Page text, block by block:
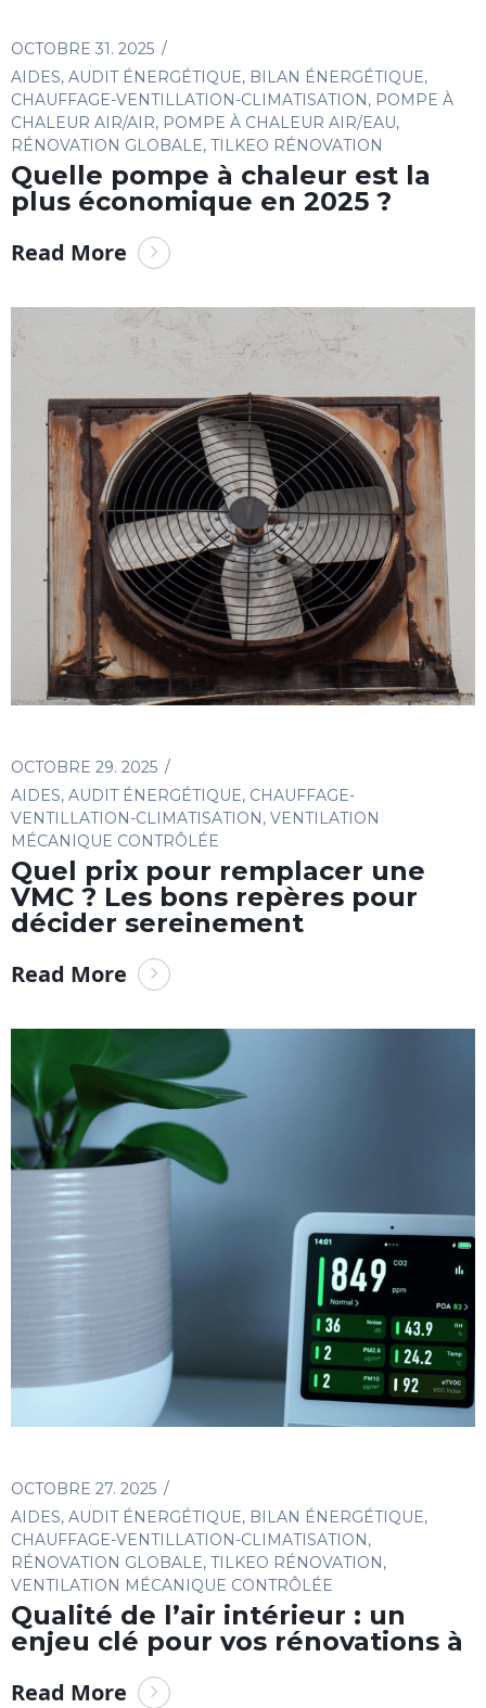
OCTOBRE 31. 2025
AIDES, AUDIT ÉNERGÉTIQUE, BILAN ÉNERGÉTIQUE,
CHAUFFAGE-VENTILLATION-CLIMATISATION, POMPE À
CHALEUR AIR/AIR, POMPE À CHALEUR AIR/EAU,
RÉNOVATION GLOBALE, TILKEO RÉNOVATION
Quelle pompe à chaleur est la
plus économique en 2025 ?
Read More
OCTOBRE 29. 2025
AIDES, AUDIT ÉNERGÉTIQUE, CHAUFFAGE-
VENTILLATION-CLIMATISATION, VENTILATION
MÉCANIQUE CONTRÔLÉE
Quel prix pour remplacer une
VMC ? Les bons repères pour
décider sereinement
Read More
OCTOBRE 27. 2025
AIDES, AUDIT ÉNERGÉTIQUE, BILAN ÉNERGÉTIQUE,
CHAUFFAGE-VENTILLATION-CLIMATISATION,
RÉNOVATION GLOBALE, TILKEO RÉNOVATION,
VENTILATION MÉCANIQUE CONTRÔLÉE
Qualité de l’air intérieur : un
enjeu clé pour vos rénovations à
Read More